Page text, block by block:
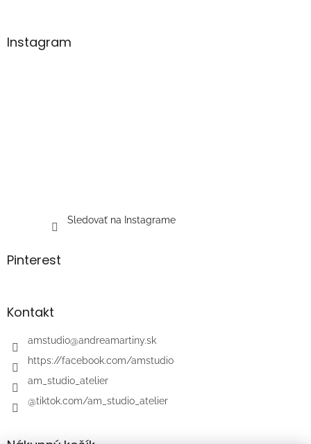
äInstagram
Sledovať na Instagrame
Pinterest
Kontakt
amstudio@andreamartiny.sk
https://facebook.com/amstudio
am_studio_atelier
@tiktok.com/am_studio_atelier